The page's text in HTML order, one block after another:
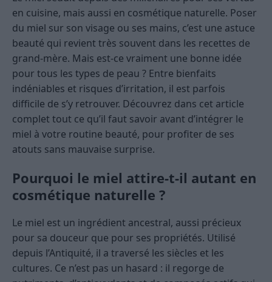
en cuisine, mais aussi en cosmétique naturelle. Poser
du miel sur son visage ou ses mains, c’est une astuce
beauté qui revient très souvent dans les recettes de
grand-mère. Mais est-ce vraiment une bonne idée
pour tous les types de peau ? Entre bienfaits
indéniables et risques d’irritation, il est parfois
difficile de s’y retrouver. Découvrez dans cet article
complet tout ce qu’il faut savoir avant d’intégrer le
miel à votre routine beauté, pour profiter de ses
atouts sans mauvaise surprise.
Pourquoi le miel attire-t-il autant en
cosmétique naturelle ?
Le miel est un ingrédient ancestral, aussi précieux
pour sa douceur que pour ses propriétés. Utilisé
depuis l’Antiquité, il a traversé les siècles et les
cultures. Ce n’est pas un hasard : il regorge de